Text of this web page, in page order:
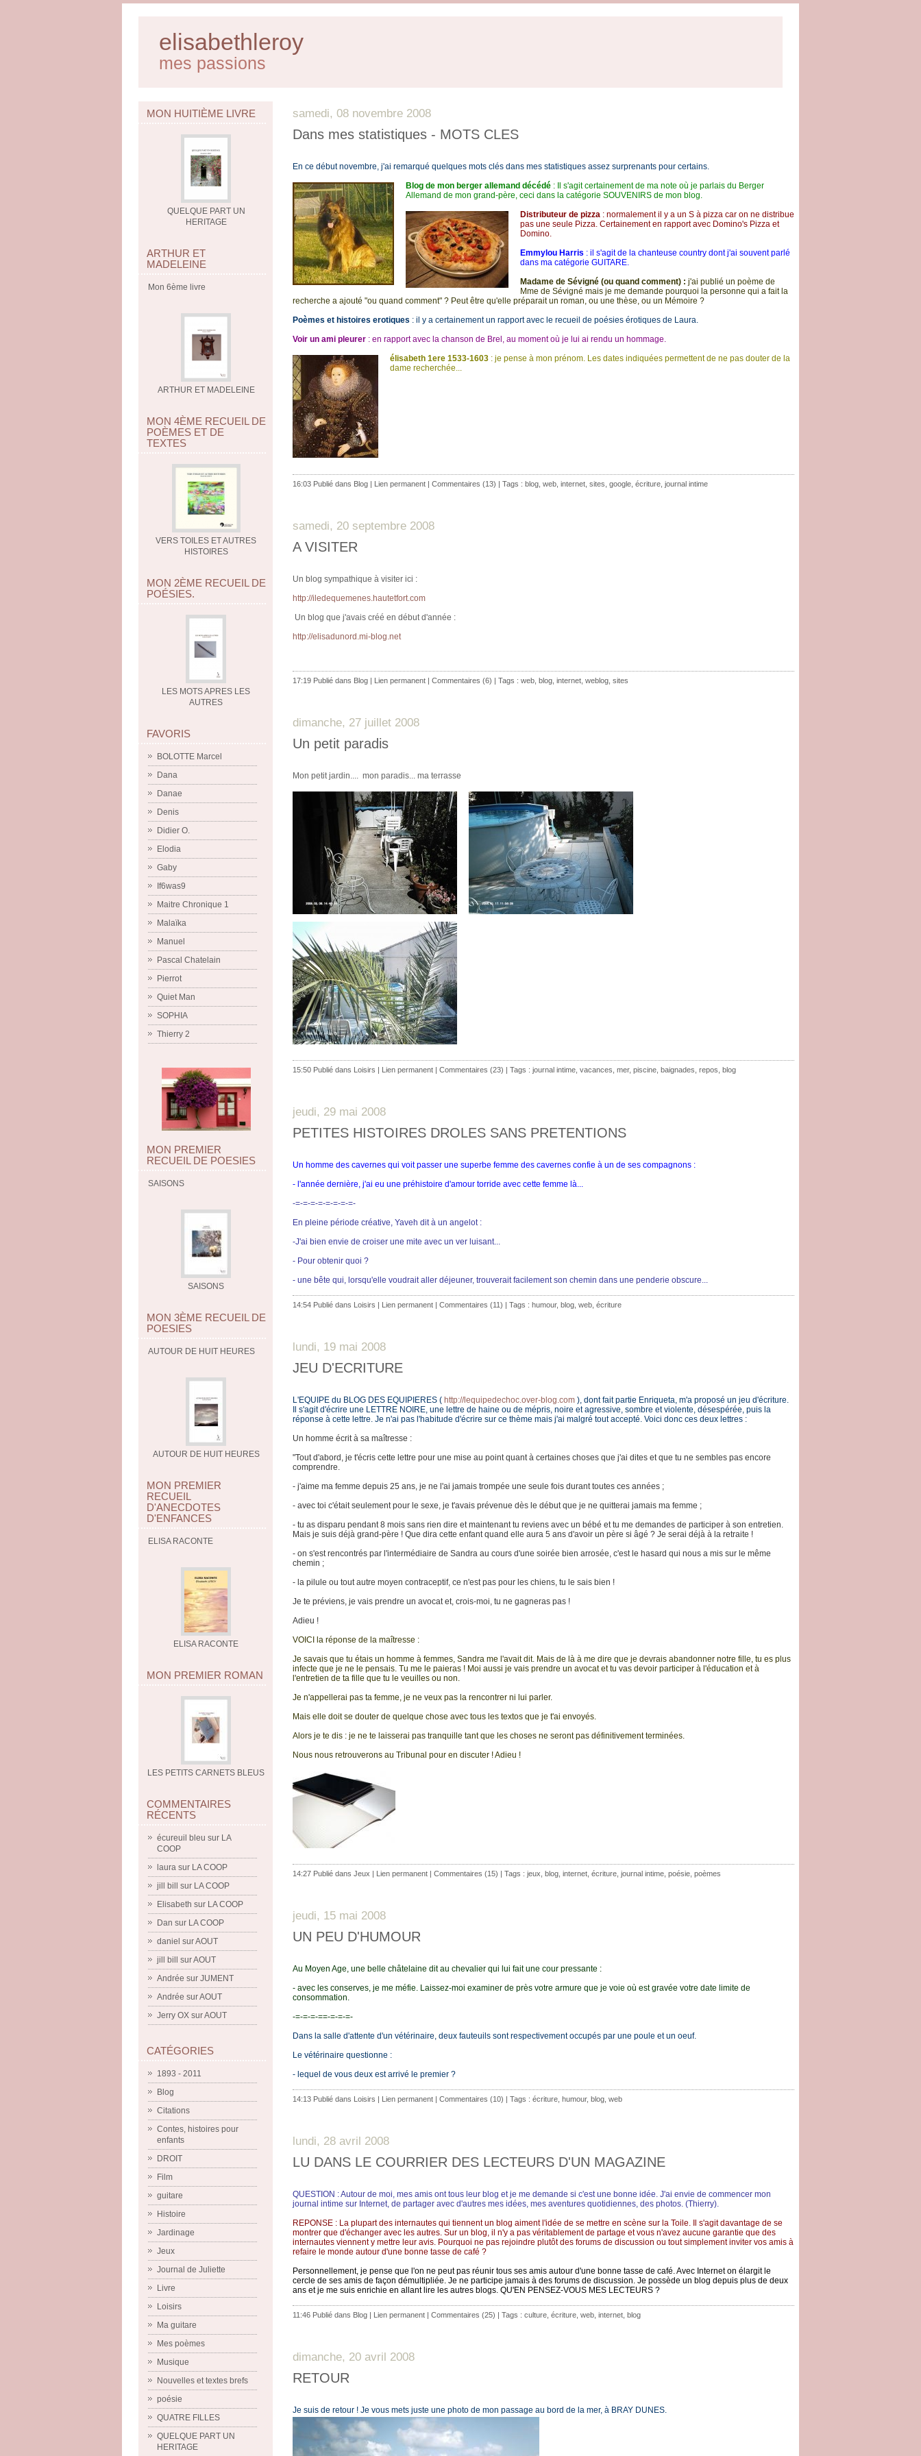
elisabethleroy
mes passions
MON HUITIÈME LIVRE
QUELQUE PART UN
HERITAGE
ARTHUR ET
MADELEINE
Mon 6ème livre
ARTHUR ET MADELEINE
MON 4ÈME RECUEIL DE
POÈMES ET DE
TEXTES
VERS TOILES ET AUTRES
HISTOIRES
MON 2ÈME RECUEIL DE
POÉSIES.
LES MOTS APRES LES
AUTRES
FAVORIS
BOLOTTE Marcel
Dana
Danae
Denis
Didier O.
Elodia
Gaby
If6was9
Maitre Chronique 1
Malaïka
Manuel
Pascal Chatelain
Pierrot
Quiet Man
SOPHIA
Thierry 2
MON PREMIER
RECUEIL DE POESIES
SAISONS
SAISONS
MON 3ÈME RECUEIL DE
POESIES
AUTOUR DE HUIT HEURES
AUTOUR DE HUIT HEURES
MON PREMIER
RECUEIL
D'ANECDOTES
D'ENFANCES
ELISA RACONTE
ELISA RACONTE
MON PREMIER ROMAN
LES PETITS CARNETS BLEUS
COMMENTAIRES
RÉCENTS
écureuil bleu sur LA
COOP
laura sur LA COOP
jill bill
sur LA COOP
Elisabeth sur LA COOP
Dan sur LA COOP
daniel surAOUT
jill bill
surAOUT
Andrée sur JUMENT
Andrée surAOUT
Jerry OX surAOUT
CATÉGORIES
1893 - 2011
Blog
Citations
Contes, histoires pour
enfants
DROIT
Film
guitare
Histoire
Jardinage
Jeux
Journal de Juliette
Livre
Loisirs
Ma guitare
Mes poèmes
Musique
Nouvelles et textes brefs
poésie
QUATRE FILLES
QUELQUE PART UN
HERITAGE
samedi, 08 novembre 2008
Dans mes statistiques - MOTS CLES
En ce début novembre, j'ai remarqué quelques mots clés dans mes statistiques assez surprenants pour certains.
Blog de mon berger allemand décédé: Il s'agit certainement de ma note où je parlais du Berger
Allemand de mon grand-père, ceci dans la catégorie SOUVENIRS de mon blog.
Distributeur de pizza: normalement il y a un S à pizza car on ne distribue
pas une seule Pizza. Certainement en rapport avec Domino's Pizza et
Domino.
Emmylou Harris : il s'agit de la chanteuse country dont j'ai souvent parlé
dans ma catégorie GUITARE.
Madame de Sévigné (ou quand comment) : j'ai publié un poème de
Mme de Sévigné mais je me demande pourquoi la personne qui a fait la
recherche a ajouté "ou quand comment" ? Peut être qu'elle préparait un roman, ou une thèse, ou un Mémoire ?
Poèmes et histoires erotiques : il y a certainement un rapport avec le recueil de poésies érotiques de Laura.
Voir un ami pleurer : en rapport avec la chanson de Brel, au moment où je lui ai rendu un hommage.
élisabeth 1ere 1533-1603: je pense à mon prénom. Les dates indiquées permettent de ne pas douter de la
dame recherchée...
16:03 Publié dans Blog | Lien permanent | Commentaires (13) | Tags : blog web internet sites google écriture journal intime
samedi, 20 septembre 2008
A VISITER
Un blog sympathique à visiter ici :
http://iledequemenes.hautetfort.com
Un blog que j'avais créé en début d'année :
http://elisadunord.mi-blog.net
17:19 Publié dans Blog | Lien permanent | Commentaires (6) | Tags : web blog internet weblog sites
dimanche, 27 juillet 2008
Un petit paradis
Mon petit jardin.... mon paradis... ma terrasse
15:50 Publié dans Loisirs Lien permanent Commentaires (23) | Tags : journal intime vacances mer, piscine baignades repos blog
jeudi, 29 mai 2008
PETITES HISTOIRES DROLES SANS PRETENTIONS
Un homme des cavernes qui voit passer une superbe femme des cavernes confie à un de ses compagnons :
- l'année dernière, j'ai eu une préhistoire d'amour torride avec cette femme là...
-=-=-=-=-=-=-=-=-
En pleine période créative, Yaveh dit à un angelot :
-J'ai bien envie de croiser une mite avec un ver luisant...
- Pour obtenir quoi ?
- une bête qui, lorsqu'elle voudrait aller déjeuner, trouverait facilement son chemin dans une penderie obscure...
14:54 Publié dans Loisirs Lien permanent Commentaires (11) | Tags : humour, blog web écriture
lundi, 19 mai 2008
JEU D'ECRITURE
L'EQUIPE du BLOG DES EQUIPIERES ( http://lequipedechoc.over-blog.com ), dont fait partie Enriqueta, m'a proposé un jeu d'écriture.
Il s'agit d'écrire une LETTRE NOIRE, une lettre de haine ou de mépris, noire et agressive, sombre et violente, désespérée, puis la
réponse à cette lettre. Je n'ai pas l'habitude d'écrire sur ce thème mais j'ai malgré tout accepté. Voici donc ces deux lettres :
Un homme écrit à sa maîtresse :
"Tout d'abord, je t'écris cette lettre pour une mise au point quant à certaines choses que j'ai dites et que tu ne sembles pas encore
comprendre.
- j'aime ma femme depuis 25 ans, je ne l'ai jamais trompée une seule fois durant toutes ces années ;
- avec toi c'était seulement pour le sexe, je t'avais prévenue dès le début que je ne quitterai jamais ma femme ;
- tu as disparu pendant 8 mois sans rien dire et maintenant tu reviens avec un bébé et tu me demandes de participer à son entretien.
Mais je suis déjà grand-père ! Que dira cette enfant quand elle aura 5 ans d'avoir un père si âgé ? Je serai déjà à la retraite !
- on s'est rencontrés par l'intermédiaire de Sandra au cours d'une soirée bien arrosée, c'est le hasard qui nous a mis sur le même
chemin ;
- la pilule ou tout autre moyen contraceptif, ce n'est pas pour les chiens, tu le sais bien !
Je te préviens, je vais prendre un avocat et, crois-moi, tu ne gagneras pas !
Adieu !
VOICI la réponse de la maîtresse :
Je savais que tu étais un homme à femmes, Sandra me l'avait dit. Mais de là à me dire que je devrais abandonner notre fille, tu es plus
infecte que je ne le pensais. Tu me le paieras ! Moi aussi je vais prendre un avocat et tu vas devoir participer à l'éducation et à
l'entretien de ta fille que tu le veuilles ou non.
Je n'appellerai pas ta femme, je ne veux pas la rencontrer ni lui parler.
Mais elle doit se douter de quelque chose avec tous les textos que je t'ai envoyés.
Alors je te dis : je ne te laisserai pas tranquille tant que les choses ne seront pas définitivement terminées.
Nous nous retrouverons au Tribunal pour en discuter ! Adieu !
14:27 Publié dans Jeux | Lien permanent | Commentaires (15) | Tags : jeux blog internet écriture journal intime poésie poèmes
jeudi, 15 mai 2008
UN PEU D'HUMOUR
Au Moyen Age, une belle châtelaine dit au chevalier qui lui fait une cour pressante :
- avec les conserves, je me méfie. Laissez-moi examiner de près votre armure que je voie où est gravée votre date limite de
consommation.
-=-=-=-==-=-=-=-
Dans la salle d'attente d'un vétérinaire, deux fauteuils sont respectivement occupés par une poule et un oeuf.
Le vétérinaire questionne :
- lequel de vous deux est arrivé le premier ?
14:13 Publié dans Loisirs | Lien permanent | Commentaires (10) | Tags : écriture humour, blog web
lundi, 28 avril 2008
LU DANS LE COURRIER DES LECTEURS D'UN MAGAZINE
QUESTION : Autour de moi, mes amis ont tous leur blog et je me demande si c'est une bonne idée. J'ai envie de commencer mon
journal intime sur Internet, de partager avec d'autres mes idées, mes aventures quotidiennes, des photos. (Thierry).
REPONSE : La plupart des internautes qui tiennent un blog aiment l'idée de se mettre en scène sur la Toile. Il s'agit davantage de se
montrer que d'échanger avec les autres. Sur un blog, il n'y a pas véritablement de partage et vous n'avez aucune garantie que des
internautes viennent y mettre leur avis. Pourquoi ne pas rejoindre plutôt des forums de discussion ou tout simplement inviter vos amis à
refaire le monde autour d'une bonne tasse de café ?
Personnellement, je pense que l'on ne peut pas réunir tous ses amis autour d'une bonne tasse de café. Avec Internet on élargit le
cercle de ses amis de façon démultipliée. Je ne participe jamais à des forums de discussion. Je possède un blog depuis plus de deux
ans et je me suis enrichie en allant lire les autres blogs. QU'EN PENSEZ-VOUS MES LECTEURS ?
11:46 Publié dans Blog | Lien permanent | Commentaires (25) | Tags : culture écriture web internet blog
dimanche, 20 avril 2008
RETOUR
Je suis de retour ! Je vous mets juste une photo de mon passage au bord de la mer, à BRAY DUNES.